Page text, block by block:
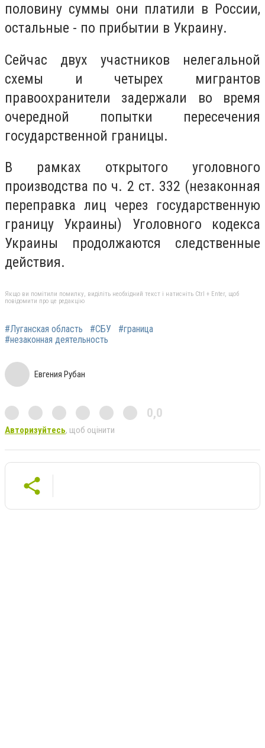
половину суммы они платили в России,
остальные - по прибытии в Украину.
Сейчас двух участников нелегальной
схемы и четырех мигрантов
правоохранители задержали во время
очередной попытки пересечения
государственной границы.
В рамках открытого уголовного
производства по ч. 2 ст. 332 (незаконная
переправка лиц через государственную
границу Украины) Уголовного кодекса
Украины продолжаются следственные
действия.
Якщо ви помітили помилку, виділіть необхідний текст і натисніть Ctrl + Enter, щоб
повідомити про це редакцію
#Луганская область #СБУ
#граница
#незаконная деятельность
Евгения Рубан
0,0
Авторизуйтесь, щоб оцінити